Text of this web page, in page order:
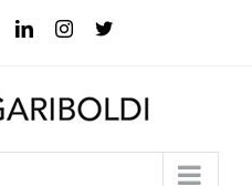
FacebookLinkedInInstagram
X